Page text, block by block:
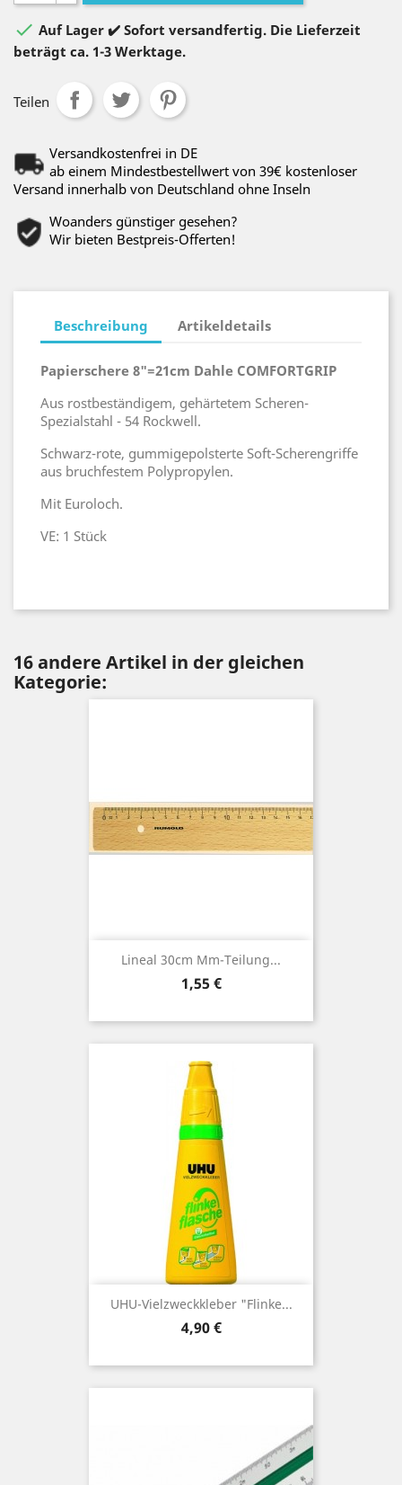
 Auf Lager ✔️ Sofort versandfertig. Die Lieferzeit
beträgt ca. 1-3 Werktage.
Teilen
Versandkostenfrei in DE
ab einem Mindestbestellwert von 39€ kostenloser
Versand innerhalb von Deutschland ohne Inseln
Woanders günstiger gesehen?
Wir bieten Bestpreis-Offerten!
Beschreibung Artikeldetails
Papierschere 8"=21cm Dahle COMFORTGRIP
Aus rostbeständigem, gehärtetem Scheren-
Spezialstahl - 54 Rockwell.
Schwarz-rote, gummigepolsterte Soft-Scherengriffe
aus bruchfestem Polypropylen.
Mit Euroloch.
VE: 1 Stück
16 andere Artikel in der gleichen
Kategorie:
Lineal 30cm Mm-Teilung...
Preis
1,55 €
UHU-Vielzweckkleber "Flinke...
Preis
4,90 €